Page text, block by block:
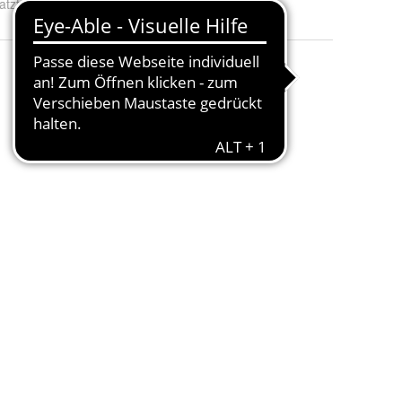
: Nr.2/1 Lagerplatte, Nr.2/2 Lager, Nr.2/3 Schraube, Nr.2/4